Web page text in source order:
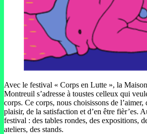
Avec le festival « Corps en Lutte », la
Montreuil s’adresse à toustes celleux qui
corps. Ce corps, nous choisissons de
plaisir, de la satisfaction et d’en être fièr’es.
festival : des tables rondes, des expositions,
ateliers, des stands.